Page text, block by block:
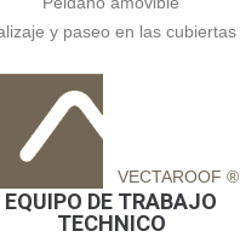
y paseo en las cubiertas
VECTAROOF ®
EQUIPO DE TRABAJO
TECHNICO